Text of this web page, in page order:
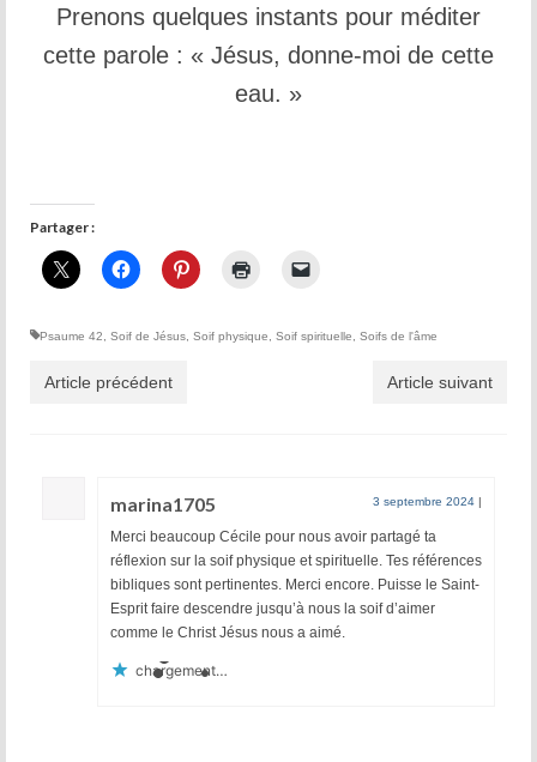
Prenons quelques instants pour méditer
cette parole : « Jésus, donne-moi de cette
eau. »
Partager :
Psaume 42 Soif de Jésus Soif physique Soif spirituelle Soifs de l'âme
Article précédent Article suivant
marina1705 3 septembre 2024 |
Merci beaucoup Cécile pour nous avoir partagé ta
réflexion sur la soif physique et spirituelle. Tes références
bibliques sont pertinentes. Merci encore. Puisse le Saint-
Esprit faire descendre jusqu’à nous la soif d’aimer
comme le Christ Jésus nous a aimé.
chargement…